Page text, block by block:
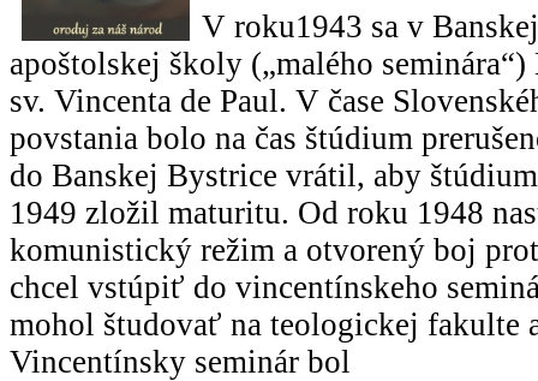
V roku1943 sa v
apoštolskej školy („malého
sv. Vincenta de Paul. V čase
povstania bolo na čas štúdium
do Banskej Bystrice vrátil, aby
1949 zložil maturitu. Od roku 1948
komunistický režim a otvorený boj
chcel vstúpiť do vincentínskeho
mohol študovať na teologickej fakulte
Vincentínsky seminár bol